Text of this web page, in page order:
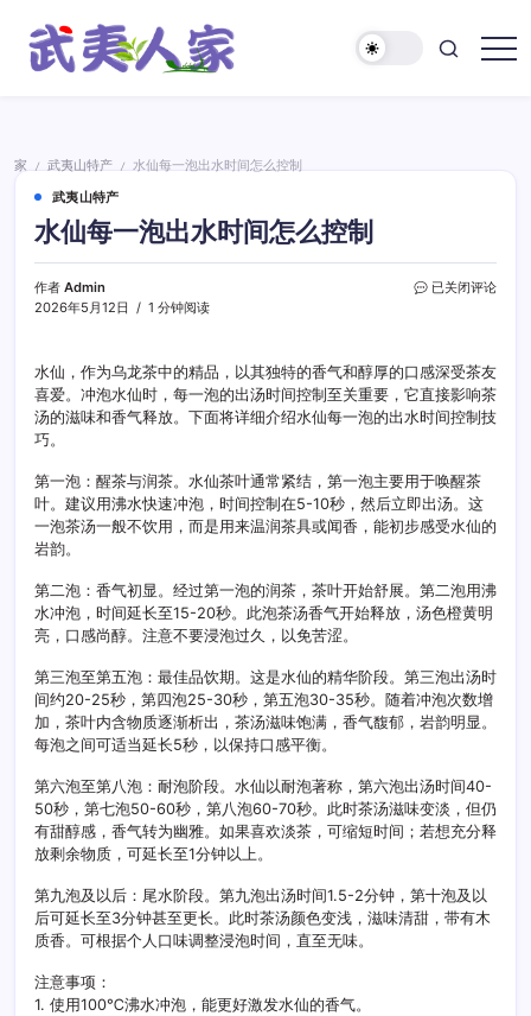
家
家 / 武夷山特产 /
水仙每一泡出水时间怎么控制
武夷山特产
水仙每一泡出水时间怎么控制
作者 Admin
2026年5月12日
1 分钟阅读
水
泡
出
水
时
么
控
制
已关闭评论
水仙，作为乌龙茶中的精品，以其独特的香气和醇厚的口感深受茶友
喜爱。冲泡水仙时，每一泡的出汤时间控制至关重要，它直接影响茶
汤的滋味和香气释放。下面将详细介绍水仙每一泡的出水时间控制技
巧。
第一泡：醒茶与润茶。水仙茶叶通常紧结，第一泡主要用于唤醒茶
叶。建议用沸水快速冲泡，时间控制在5-10秒，然后立即出汤。这
一泡茶汤一般不饮用，而是用来温润茶具或闻香，能初步感受水仙的
岩韵。
第二泡：香气初显。经过第一泡的润茶，茶叶开始舒展。第二泡用沸
水冲泡，时间延长至15-20秒。此泡茶汤香气开始释放，汤色橙黄明
亮，口感尚醇。注意不要浸泡过久，以免苦涩。
第三泡至第五泡：最佳品饮期。这是水仙的精华阶段。第三泡出汤时
间约20-25秒，第四泡25-30秒，第五泡30-35秒。随着冲泡次数增
加，茶叶内含物质逐渐析出，茶汤滋味饱满，香气馥郁，岩韵明显。
每泡之间可适当延长5秒，以保持口感平衡。
第六泡至第八泡：耐泡阶段。水仙以耐泡著称，第六泡出汤时间40-
50秒，第七泡50-60秒，第八泡60-70秒。此时茶汤滋味变淡，但仍
有甜醇感，香气转为幽雅。如果喜欢淡茶，可缩短时间；若想充分释
放剩余物质，可延长至1分钟以上。
第九泡及以后：尾水阶段。第九泡出汤时间1.5-2分钟，第十泡及以
后可延长至3分钟甚至更长。此时茶汤颜色变浅，滋味清甜，带有木
质香。可根据个人口味调整浸泡时间，直至无味。
注意事项：
1. 使用100℃沸水冲泡，能更好激发水仙的香气。